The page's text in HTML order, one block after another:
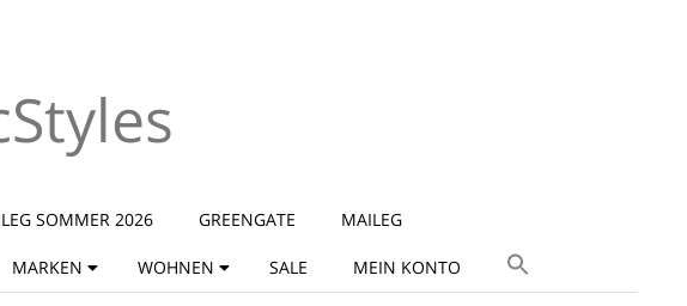
SOMMER 2026 GREENGATE MAILEG
MARKEN WOHNEN SALE MEIN KONTO